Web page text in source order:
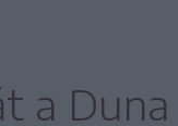
a Duna